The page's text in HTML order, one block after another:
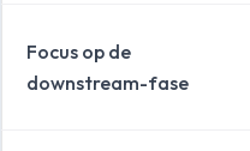
Focus op de
downstream-fase